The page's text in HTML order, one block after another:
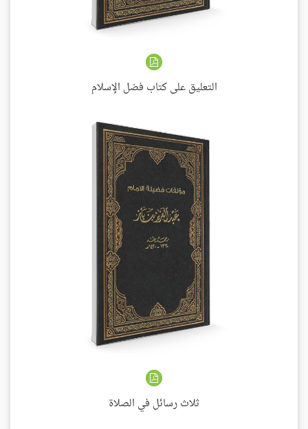
التعليق على كتاب فضل الإسلام
ثلاث رسائل في الصلاة